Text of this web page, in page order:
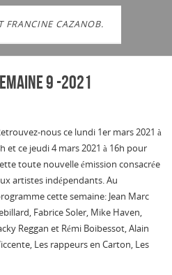
FRANCINE CAZANOB.
9 -2021
nous ce lundi 1er mars 2021 à
et ce jeudi 4 mars 2021 à 16h pour
toute nouvelle émission consacrée
artistes indépendants. Au
cette semaine: Jean Marc
Fabrice Soler, Mike Haven,
Reggan et Rémi Boibessot, Alain
Les rappeurs en Carton, Les